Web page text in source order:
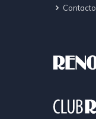
Contacto